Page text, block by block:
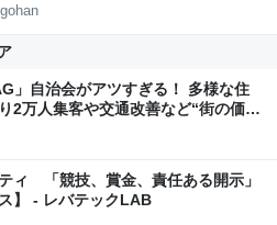
」自治会がアツすぎる！ 多様な住
2万人集客や交通改善など“街の価値
ィ 「競技、賞金、責任ある開示」
】 - レバテックLAB